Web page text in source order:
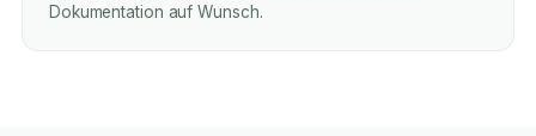
Dokumentation auf Wunsch.